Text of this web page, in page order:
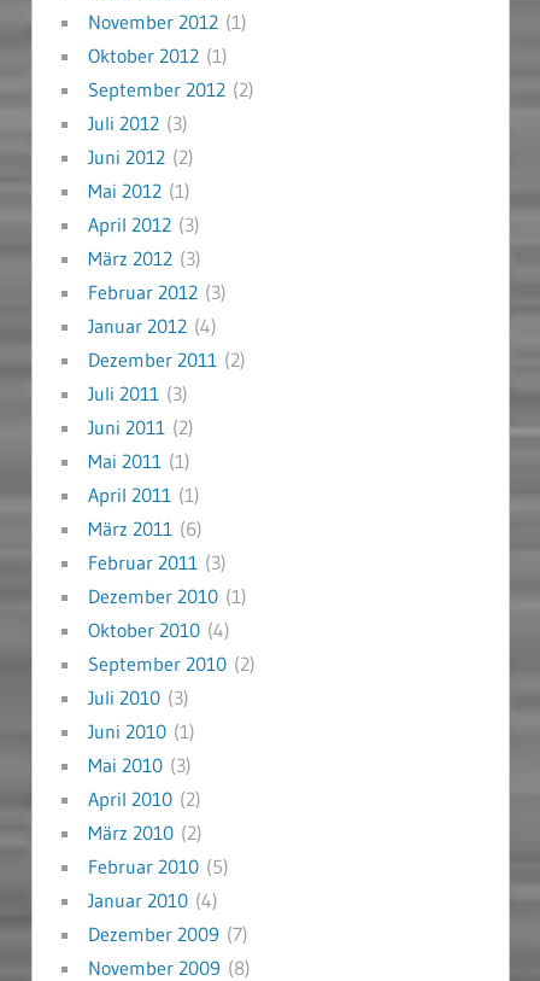
November 2012(1)
Oktober 2012(1)
September 2012(2)
Juli 2012(3)
Juni 2012(2)
Mai 2012(1)
April 2012(3)
März 2012(3)
Februar 2012(3)
Januar 2012(4)
Dezember 2011 (2)
Juli 2011 (3)
Juni 2011 (2)
Mai 2011 (1)
April 2011 (1)
März 2011 (6)
Februar 2011 (3)
Dezember 2010(1)
Oktober 2010(4)
September 2010(2)
Juli 2010(3)
Juni 2010(1)
Mai 2010(3)
April 2010(2)
März 2010(2)
Februar 2010(5)
Januar 2010(4)
Dezember 2009 (7)
November 2009 (8)